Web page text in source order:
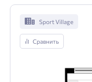
Sport Village
Сравнить